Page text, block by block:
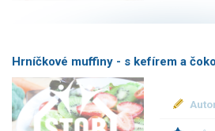
Hrníčkové muffiny - s kefírem a čoko